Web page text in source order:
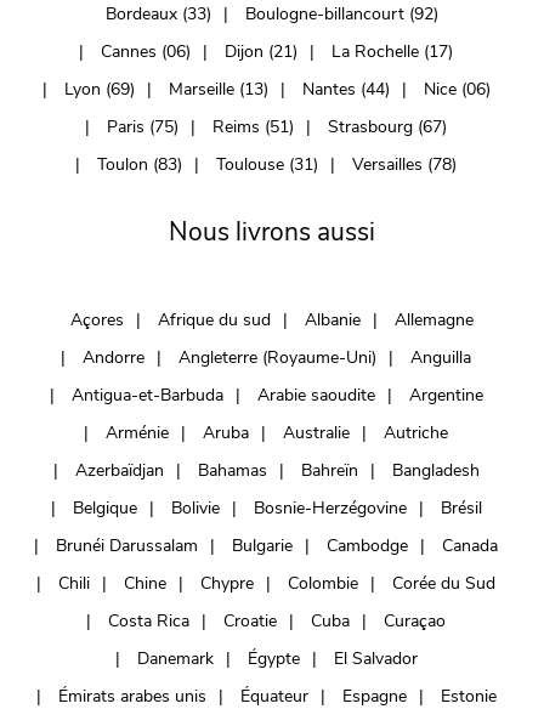
Bordeaux (33)
Boulogne-billancourt (92)
Cannes (06)
Dijon (21)
La Rochelle (17)
Lyon (69)
Marseille (13) Nantes (44)
Nice (06)
Paris (75)
Reims (51)
Strasbourg (67)
Toulon (83)
Toulouse (31) Versailles (78)
Nous livrons aussi
Açores Afrique du sud Albanie
Allemagne
Andorre
Angleterre (Royaume-Uni)
Anguilla
Antigua-et-Barbuda
Arabie saoudite
Argentine
Arménie
Aruba Australie
Autriche
Azerbaïdjan
Bahamas Bahreïn
Bangladesh
Belgique
Bolivie Bosnie-Herzégovine
Brésil
Brunéi Darussalam
Bulgarie Cambodge
Canada
Chili
Chine Chypre Colombie
Corée du Sud
Costa Rica
Croatie Cuba
Curaçao
Danemark
Égypte
El Salvador
Émirats arabes unis
Équateur Espagne
Estonie